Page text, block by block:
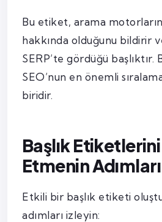
Bu etiket, arama
hakkında olduğunu bildirir
SERP’te gördüğü başlıktır.
SEO’nun en önemli
biridir.
Başlık
Etmenin Adımları
Etkili bir başlık etiketi
adımları izleyin: